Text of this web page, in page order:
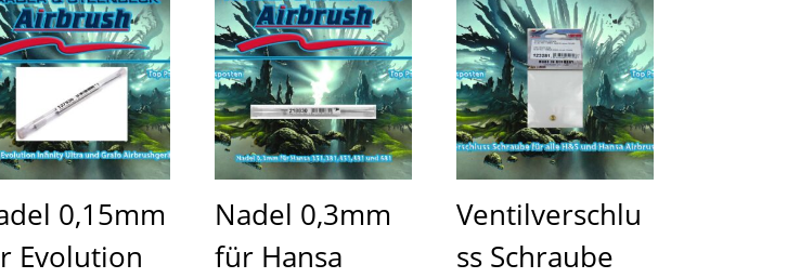
0,15mm
Evolution
Nadel 0,3mm
für Hansa
Ventilverschlu
ss Schraube